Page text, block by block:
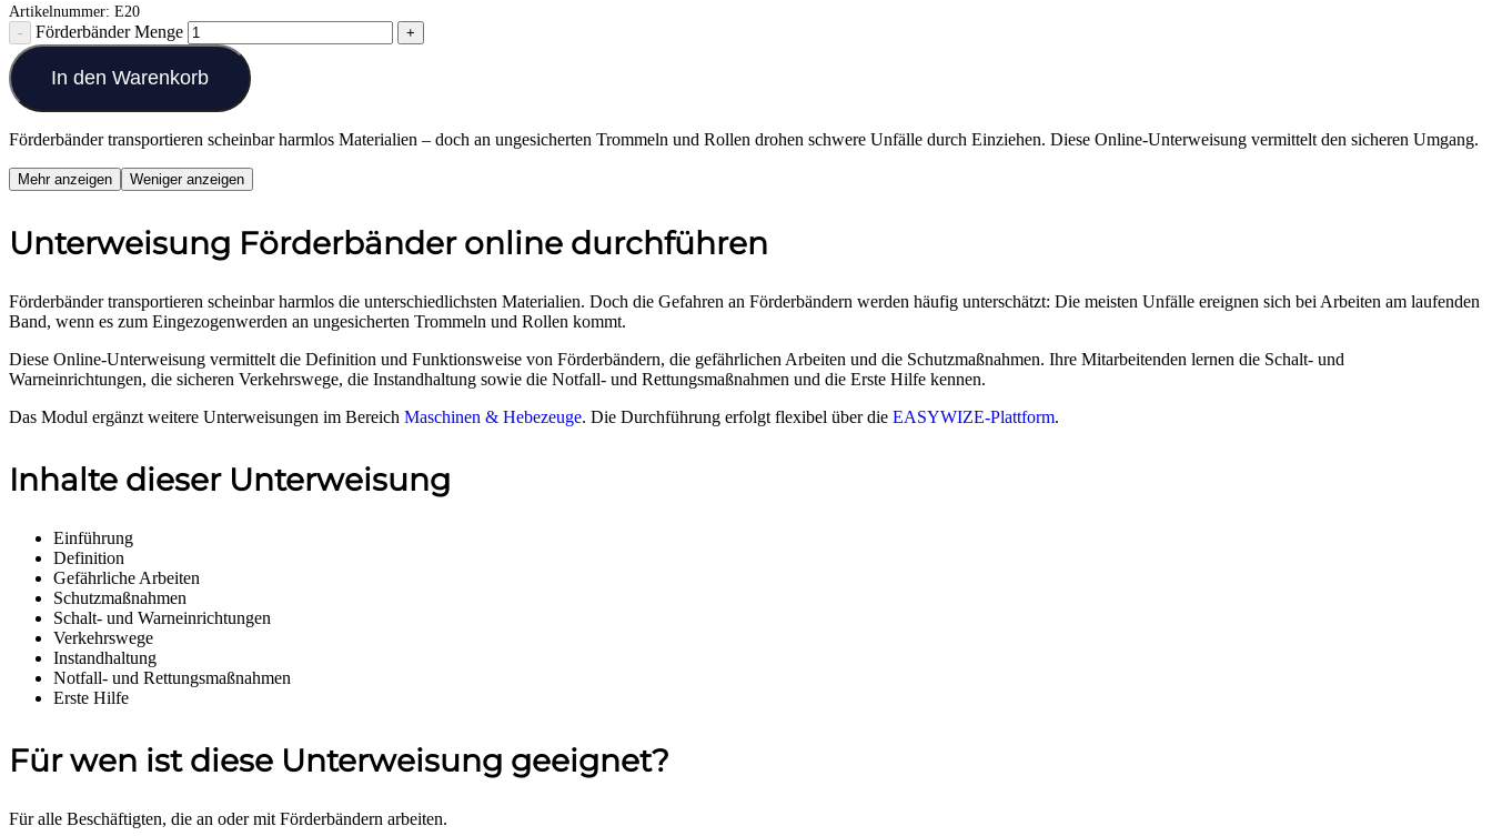
Artikelnummer: E20
Förderbänder Menge
In den Warenkorb
Förderbänder transportieren scheinbar harmlos Materialien – doch an ungesicherten Trommeln und Rollen drohen schwere Unfälle durch Einziehen. Diese Online-Unterweisung vermittelt den sicheren Umgang.
Mehr anzeigen Weniger anzeigen
Unterweisung Förderbänder online durchführen
Förderbänder transportieren scheinbar harmlos die unterschiedlichsten Materialien. Doch die Gefahren an Förderbändern werden häufig unterschätzt: Die meisten Unfälle ereignen sich bei Arbeiten am laufenden
Band, wenn es zum Eingezogenwerden an ungesicherten Trommeln und Rollen kommt.
Diese Online-Unterweisung vermittelt die Definition und Funktionsweise von Förderbändern, die gefährlichen Arbeiten und die Schutzmaßnahmen. Ihre Mitarbeitenden lernen die Schalt- und
Warneinrichtungen, die sicheren Verkehrswege, die Instandhaltung sowie die Notfall- und Rettungsmaßnahmen und die Erste Hilfe kennen.
Das Modul ergänzt weitere Unterweisungen im Bereich Maschinen & Hebezeuge. Die Durchführung erfolgt flexibel über die EASYWIZE-Plattform.
Inhalte dieser Unterweisung
Einführung
Definition
Gefährliche Arbeiten
Schutzmaßnahmen
Schalt- und Warneinrichtungen
Verkehrswege
Instandhaltung
Notfall- und Rettungsmaßnahmen
Erste Hilfe
Für wen ist diese Unterweisung geeignet?
Für alle Beschäftigten, die an oder mit Förderbändern arbeiten.